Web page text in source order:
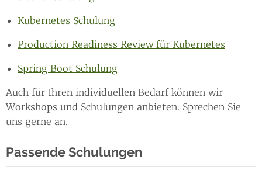
Kubernetes Schulung
Production Readiness Review für Kubernetes
Spring Boot Schulung
Auch für Ihren individuellen Bedarf können wir
Workshops und Schulungen anbieten. Sprechen Sie
uns gerne an.
Passende Schulungen